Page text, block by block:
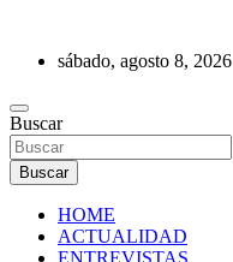
contenidosábado, agosto 8, 2026
REVISTA DE PRENSA
Buscar
Buscar
HOME
ACTUALIDAD
ENTREVISTAS